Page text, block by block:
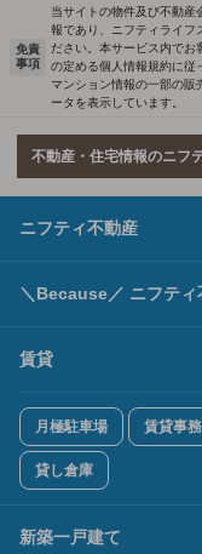
免責
事項
当サイトの物件及び不動産
報であり、ニフティライフ
ださい。本サービス内でお
の定める個人情報規約に従
マンション情報の一部の販
ータを表示しています。
不動産・住宅情報のニフ
ニフティ不動産
＼Because／ ニフティ
賃貸
月極駐車場 賃貸事
貸し倉庫
新築一戸建て